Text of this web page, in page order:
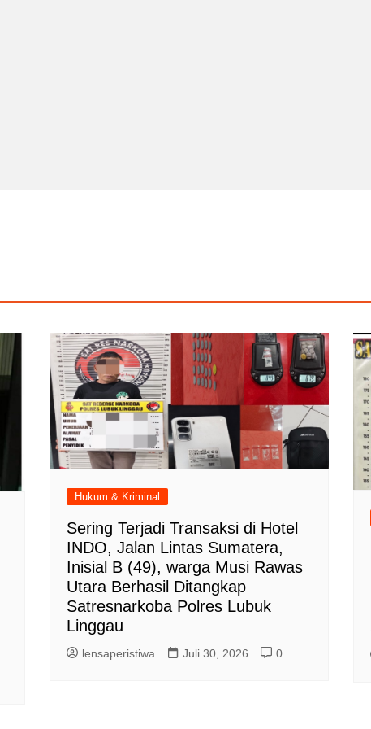
Hukum & Kriminal
Sering Terjadi Transaksi di Hotel
INDO, Jalan Lintas Sumatera,
Inisial B (49), warga Musi Rawas
Utara Berhasil Ditangkap
Satresnarkoba Polres Lubuk
Linggau
lensaperistiwa Juli 30, 2026 0